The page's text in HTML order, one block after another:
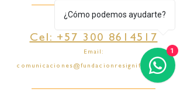
Cel: +57 300 8614517
Email:
comunicaciones@fundacionresignificar.com
¿Cómo podemos ayudarte?
1